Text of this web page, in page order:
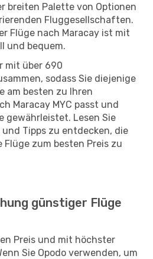
breiten Palette von Optionen
Fluggesellschaften.
Flüge nach Maracay ist mit
und bequem.
mit über 690
sodass Sie diejenige
am besten zu Ihren
Maracay MYC passt und
gewährleistet. Lesen Sie
Tipps zu entdecken, die
Flüge zum besten Preis zu
günstiger Flüge
Preis und mit höchster
Sie Opodo verwenden, um